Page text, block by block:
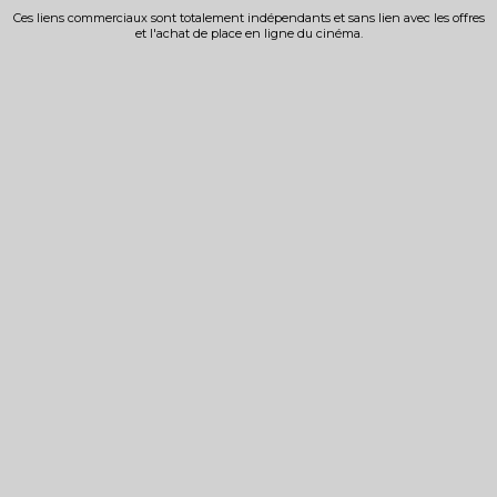
Ces liens commerciaux sont totalement indépendants et sans lien avec les offres
et l'achat de place en ligne du cinéma.